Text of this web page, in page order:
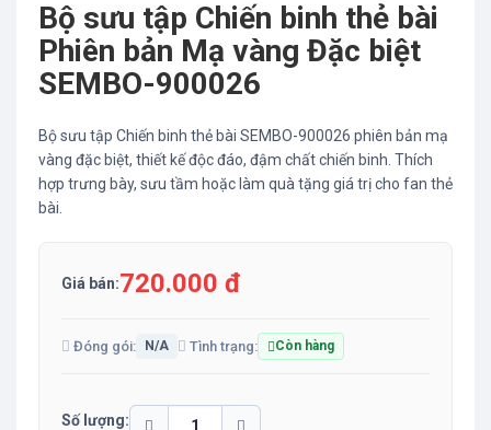
Bộ sưu tập Chiến binh thẻ bài
Phiên bản Mạ vàng Đặc biệt
SEMBO-900026
Bộ sưu tập Chiến binh thẻ bài SEMBO-900026 phiên bản mạ
vàng đặc biệt, thiết kế độc đáo, đậm chất chiến binh. Thích
hợp trưng bày, sưu tầm hoặc làm quà tặng giá trị cho fan thẻ
bài.
Giá bán:720.000 đ
Đóng gói: N/A Tình trạng: Còn hàng
Số lượng: